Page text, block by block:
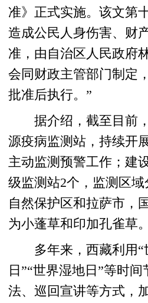
准》正式实施。该文第
造成公民人身伤害、财
准，由自治区人民政府
会同财政主管部门制定
批准后执行。”
据介绍，截至目前，
源疫病监测站，持续开
主动监测预警工作；建
级监测站2个，监测区
自然保护区和拉萨市，
为小蓬草和印加孔雀草。
多年来，西藏利用“
日”“世界湿地日”等时
法、巡回宣讲等方式，